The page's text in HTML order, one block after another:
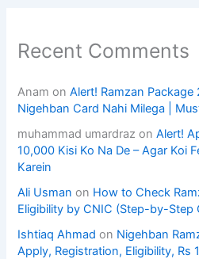
Recent Comments
Anam onAlert! Ramzan
Nigehban Card Nahi Milega |
muhammad umardraz onAlert!
10,000 Kisi Ko Na De – Agar Koi
Karein
Ali Usman on How to Check
Eligibility by CNIC (Step-by-Step
Ishtiaq Ahmad on Nigehban
Apply, Registration, Eligibility, Rs